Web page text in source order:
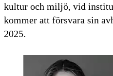
kultur och miljö, vid
kommer att försvara sin
2025.